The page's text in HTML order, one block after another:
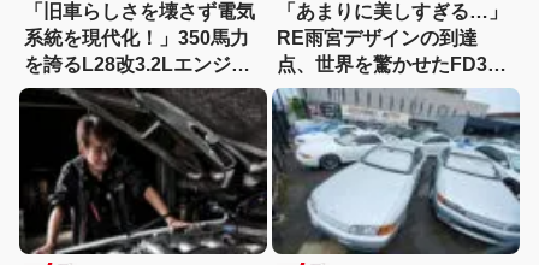
「旧車らしさを壊さず電気
系統を現代化！」350馬力
を誇るL28改3.2Lエンジン
搭載S30Zに迫る
「あまりに美しすぎる…」
RE雨宮デザインの到達
点、世界を驚かせたFD3S
コンプリートのすべて